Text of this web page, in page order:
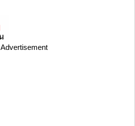
Advertisement